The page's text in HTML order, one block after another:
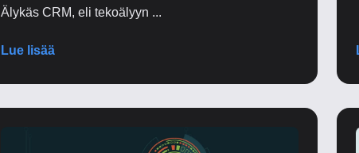
Älykäs CRM, eli tekoälyyn ...
Lue lisää